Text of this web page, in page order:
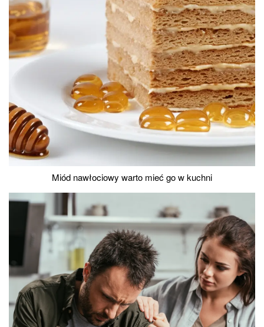
Miód nawłociowy warto mieć go w kuchni